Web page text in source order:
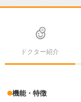
ドクター紹介
機能・特徴